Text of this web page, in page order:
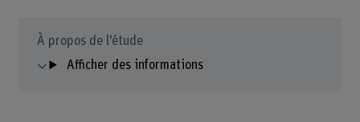
À propos de l’étude
Afficher des informations